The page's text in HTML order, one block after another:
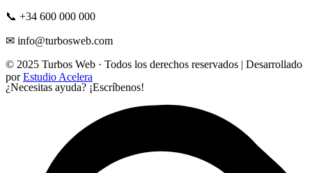
📞 +34 600 000 000
✉ info@turbosweb.com
© 2025 Turbos Web · Todos los derechos reservados | Desarrollado
porEstudio Acelera
¿Necesitas ayuda? ¡Escríbenos!